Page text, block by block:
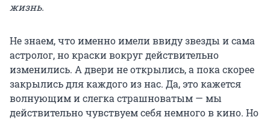
жизнь.
Не знаем, что именно имели ввиду звезды и сама
астролог, но краски вокруг действительно
изменились. А двери не открылись, а пока скорее
закрылись для каждого из нас. Да, это кажется
волнующим и слегка страшноватым — мы
действительно чувствуем себя немного в кино. Но